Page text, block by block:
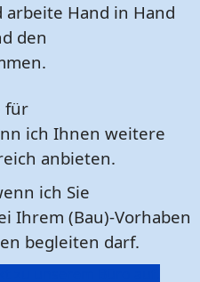
Hand in Hand
den
für
ich Ihnen weitere
anbieten.
ich Sie
Ihrem (Bau)-Vorhaben
begleiten darf.